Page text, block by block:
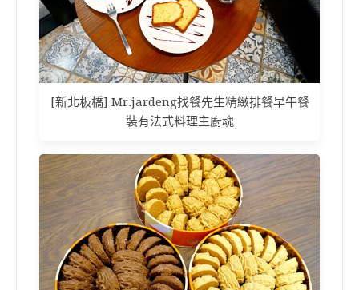
[新北板橋] Mr.jardeng找餐先生精緻排餐早午餐
裝有法式料理主廚魂